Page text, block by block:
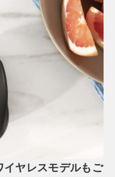
イヤレスモデルもご